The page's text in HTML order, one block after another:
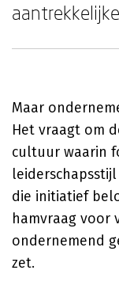
Maar
Het vraagt om
cultuur waarin
die initiatief
hamvraag voor
ondernemend
zet.